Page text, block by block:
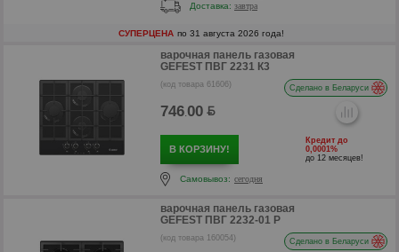
Доставка: завтра
СУПЕРЦЕНА по 31 августа 2026 года!
варочная панель газовая
GEFEST ПВГ 2231 К3
(код товара 61606) Сделано в Беларуси
746.00
В КОРЗИНУ!
Кредит до
0,0001%
до 12 месяцев!
Самовывоз: сегодня
варочная панель газовая
GEFEST ПВГ 2232-01 Р
(код товара 160054) Сделано в Беларуси